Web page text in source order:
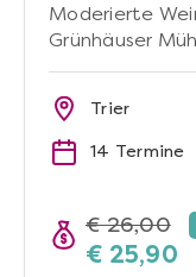
Moderierte
Grünhäuser
Trier
14 Termine
€ 26,00
€ 25,90